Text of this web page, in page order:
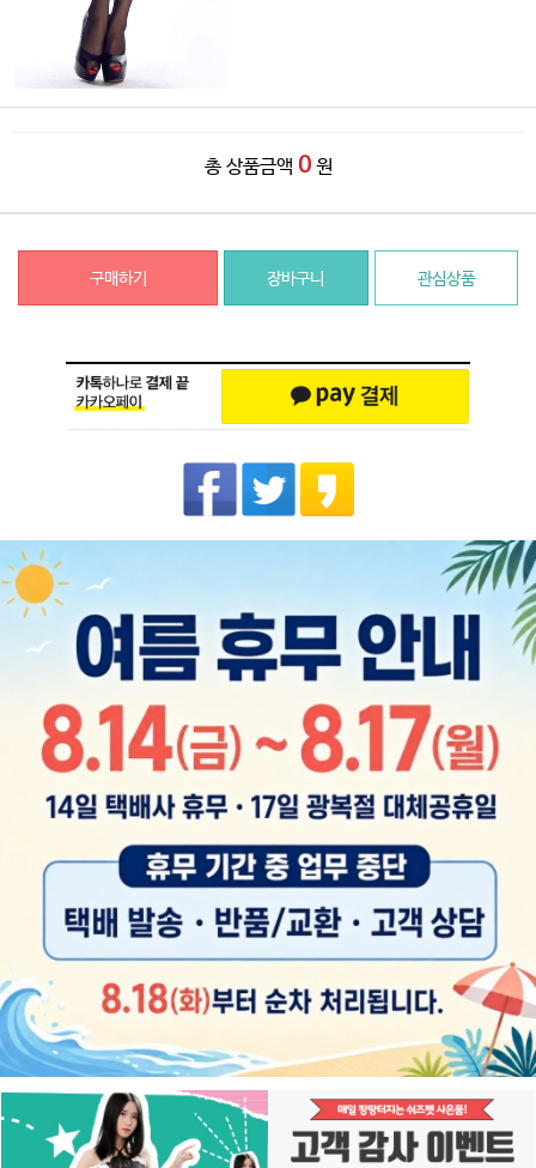
총 상품금액 0 원
구매하기 장바구니 관심상품